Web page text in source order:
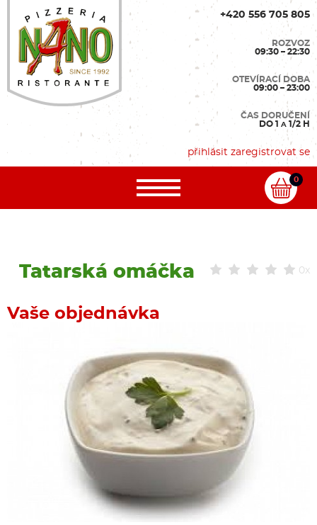
+420 556 705 805
ROZVOZ
09:30 – 22:30
OTEVÍRACÍ DOBA
09:00 – 23:00
ČAS DORUČENÍ
DO 1 A 1/2 H
přihlásit zaregistrovat se
0
0x
Tatarská omáčka
Vaše objednávka